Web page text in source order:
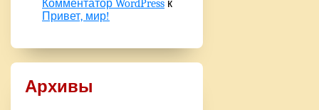
Комментатор WordPress к
Привет, мир!
Архивы